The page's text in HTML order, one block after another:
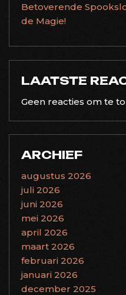
Betoverende
de Magie!
LAATSTE
Geen reacties om te
ARCHIEF
augustus 2026
juli 2026
juni 2026
mei 2026
april 2026
maart 2026
februari 2026
januari 2026
december 2025